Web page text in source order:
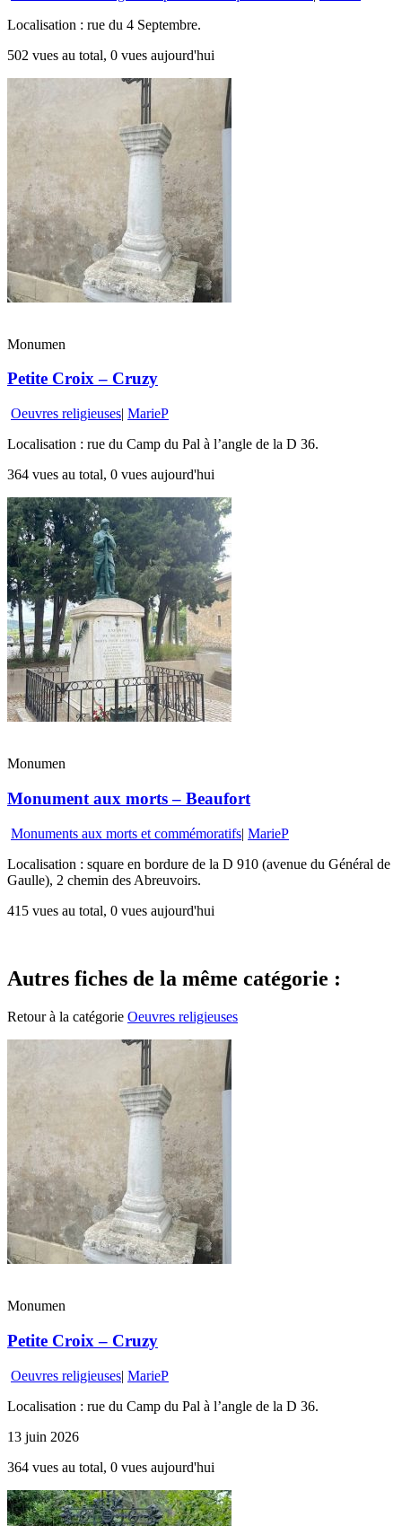
Localisation : rue du 4 Septembre.
502 vues au total, 0 vues aujourd'hui
Monumen
Petite Croix – Cruzy
Oeuvres religieuses| MarieP
Localisation : rue du Camp du Pal à l’angle de la D 36.
364 vues au total, 0 vues aujourd'hui
Monumen
Monument aux morts – Beaufort
Monuments aux morts et commémoratifs| MarieP
Localisation : square en bordure de la D 910 (avenue du Général de
Gaulle), 2 chemin des Abreuvoirs.
415 vues au total, 0 vues aujourd'hui
Autres fiches de la même catégorie :
Retour à la catégorie Oeuvres religieuses
Monumen
Petite Croix – Cruzy
Oeuvres religieuses| MarieP
Localisation : rue du Camp du Pal à l’angle de la D 36.
13 juin 2026
364 vues au total, 0 vues aujourd'hui